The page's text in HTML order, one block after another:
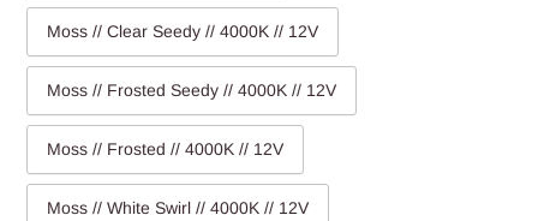
Moss // Clear Seedy // 4000K // 12V
Moss // Frosted Seedy // 4000K // 12V
Moss // Frosted // 4000K // 12V
Moss // White Swirl // 4000K // 12V